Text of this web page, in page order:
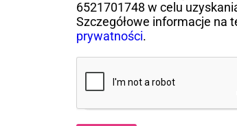
6521701748 w celu
Szczegółowe informacje na
prywatności.